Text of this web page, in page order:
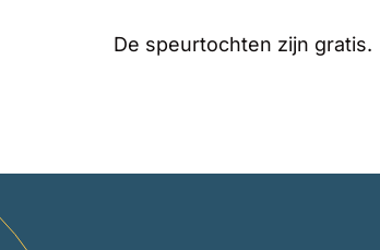
De speurtochten zijn gratis.